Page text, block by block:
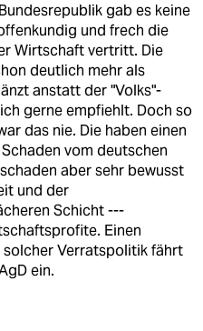
gab es keine
und frech die
Wirtschaft vertritt. Die
deutlich mehr als
anstatt der "Volks"-
gerne empfiehlt. Doch so
das nie. Die haben einen
vom deutschen
aber sehr bewusst
und der
Schicht ---
Einen
Verratspolitik fährt
ein.